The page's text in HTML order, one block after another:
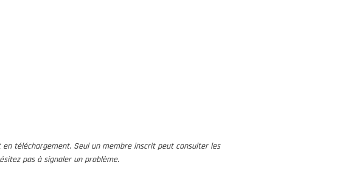
téléchargement. Seul un membre inscrit peut consulter les
pas à signaler un problème.